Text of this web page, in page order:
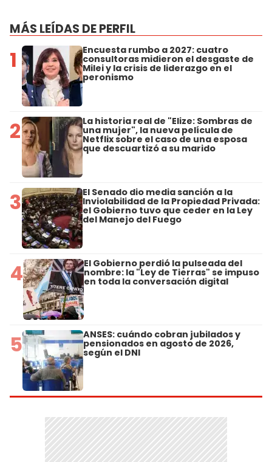
MÁS LEÍDAS DE PERFIL
1 Encuesta rumbo a 2027: cuatro
consultoras midieron el desgaste de
Milei y la crisis de liderazgo en el
peronismo
2 La historia real de "Elize: Sombras de
una mujer", la nueva película de
Netflix sobre el caso de una esposa
que descuartizó a su marido
3 El Senado dio media sanción a la
Inviolabilidad de la Propiedad Privada:
el Gobierno tuvo que ceder en la Ley
del Manejo del Fuego
4 El Gobierno perdió la pulseada del
nombre: la "Ley de Tierras" se impuso
en toda la conversación digital
5 ANSES: cuándo cobran jubilados y
pensionados en agosto de 2026,
según el DNI